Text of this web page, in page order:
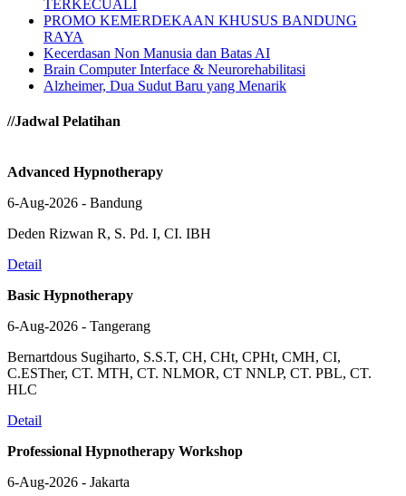
TERKECUALI
PROMO KEMERDEKAAN KHUSUS BANDUNG
RAYA
Kecerdasan Non Manusia dan Batas AI
Brain Computer Interface & Neurorehabilitasi
Alzheimer, Dua Sudut Baru yang Menarik
//Jadwal Pelatihan
Advanced Hypnotherapy
6-Aug-2026 - Bandung
Deden Rizwan R, S. Pd. I, CI. IBH
Detail
Basic Hypnotherapy
6-Aug-2026 - Tangerang
Bernartdous Sugiharto, S.S.T, CH, CHt, CPHt, CMH, CI,
C.ESTher, CT. MTH, CT. NLMOR, CT NNLP, CT. PBL, CT.
HLC
Detail
Professional Hypnotherapy Workshop
6-Aug-2026 - Jakarta